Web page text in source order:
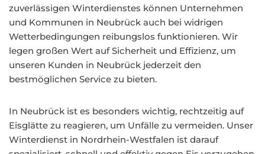
zuverlässigen Winterdienstes können Unternehmen
und Kommunen in Neubrück auch bei widrigen
Wetterbedingungen reibungslos funktionieren. Wir
legen großen Wert auf Sicherheit und Effizienz, um
unseren Kunden in Neubrück jederzeit den
bestmöglichen Service zu bieten.
In Neubrück ist es besonders wichtig, rechtzeitig auf
Eisglätte zu reagieren, um Unfälle zu vermeiden. Unser
Winterdienst in Nordrhein-Westfalen ist darauf